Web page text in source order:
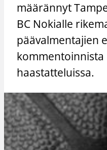
määrännyt
BC Nokialle
päävalmentajien
kommentoinnista
haastatteluissa.